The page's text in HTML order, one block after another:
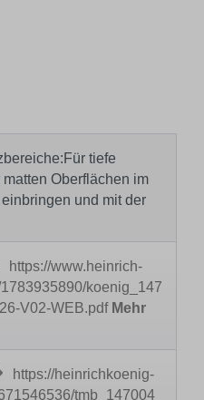
tiefe
Oberflächen im
und mit der
https://www.heinrich-
koenig_147
V02-WEB.pdf Mehr
https://heinrichkoenig-
tmb_147004